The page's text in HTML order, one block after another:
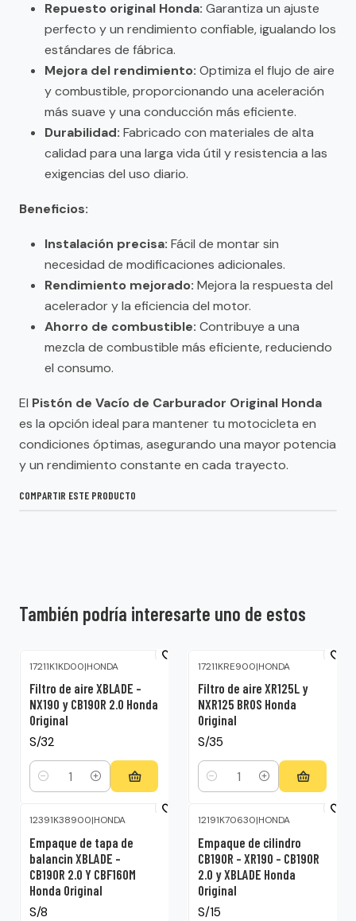
Repuesto original Honda: Garantiza un ajuste
perfecto y un rendimiento confiable, igualando los
estándares de fábrica.
Mejora del rendimiento: Optimiza el flujo de aire
y combustible, proporcionando una aceleración
más suave y una conducción más eficiente.
Durabilidad: Fabricado con materiales de alta
calidad para una larga vida útil y resistencia a las
exigencias del uso diario.
Beneficios:
Instalación precisa: Fácil de montar sin
necesidad de modificaciones adicionales.
Rendimiento mejorado: Mejora la respuesta del
acelerador y la eficiencia del motor.
Ahorro de combustible: Contribuye a una
mezcla de combustible más eficiente, reduciendo
el consumo.
El Pistón de Vacío de Carburador Original Honda
es la opción ideal para mantener tu motocicleta en
condiciones óptimas, asegurando una mayor potencia
y un rendimiento constante en cada trayecto.
COMPARTIR ESTE PRODUCTO
También podría interesarte uno de estos
17211K1KD00|HONDA
Filtro de aire XBLADE –
NX190 y CB190R 2.0 Honda
Original
S/32
Cantidad
17211KRE900|HONDA
Filtro de aire XR125L y
NXR125 BROS Honda
Original
S/35
Cantidad
12391K38900|HONDA
Empaque de tapa de
balancin XBLADE –
CB190R 2.0 Y CBF160M
Honda Original
S/8
12191K70630|HONDA
Empaque de cilindro
CB190R – XR190 – CB190R
2.0 y XBLADE Honda
Original
S/15